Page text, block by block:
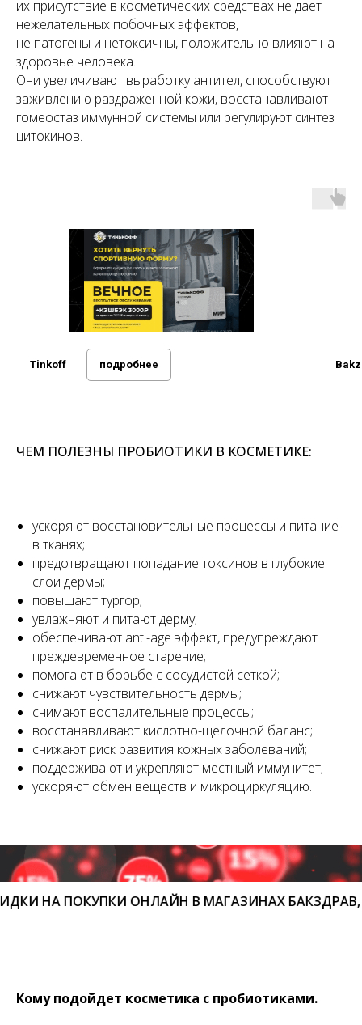
их присутствие в косметических средствах не дает
нежелательных побочных эффектов,
не патогены и нетоксичны, положительно влияют на
здоровье человека.
Они увеличивают выработку антител, способствуют
заживлению раздраженной кожи, восстанавливают
гомеостаз иммунной системы или регулируют синтез
цитокинов.
Tinkoff подробнее
ЧЕМ ПОЛЕЗНЫ ПРОБИОТИКИ В КОСМЕТИКЕ:
ускоряют восстановительные процессы и питание
в тканях;
предотвращают попадание токсинов в глубокие
слои дермы;
повышают тургор;
увлажняют и питают дерму;
обеспечивают anti-age эффект, предупреждают
преждевременное старение;
помогают в борьбе с сосудистой сеткой;
снижают чувствительность дермы;
снимают воспалительные процессы;
восстанавливают кислотно-щелочной баланс;
снижают риск развития кожных заболеваний;
поддерживают и укрепляют местный иммунитет;
ускоряют обмен веществ и микроциркуляцию.
ОНЛАЙН В МАГАЗИНАХ БАКЗДРАВ, AGENYZ,
Кому подойдет косметика с пробиотиками.